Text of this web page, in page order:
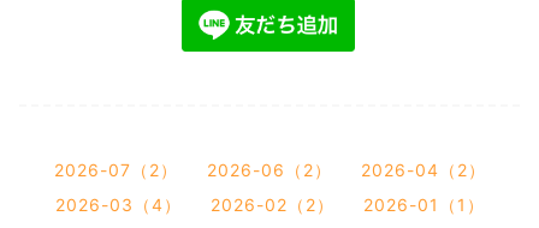
2026-07（2） 2026-06（2）
2026-04（2）
2026-03（4）
2026-02（2）
2026-01（1）